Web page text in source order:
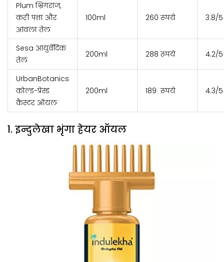
Plum भ्रिंगराज,
करी पत्ता और
आंवला तेल
100ml 260 रूपये 3.8/5
Sesa आयुर्वेदिक
तेल
200ml 288 रूपये 4.2/5
UrbanBotanics
कोल्ड-प्रेस्ड
कैस्टर ऑयल
200ml 189 रूपये 4.3/5
1. इन्दुलेखा भृंगा हेयर ऑयल